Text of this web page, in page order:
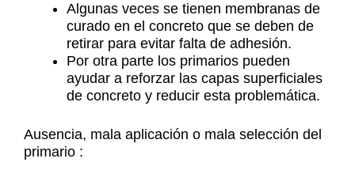
Algunas veces se tienen membranas de
curado en el concreto que se deben de
retirar para evitar falta de adhesión.
Por otra parte los primarios pueden
ayudar a reforzar las capas superficiales
de concreto y reducir esta problemática.
Ausencia, mala aplicación o mala selección del
primario :